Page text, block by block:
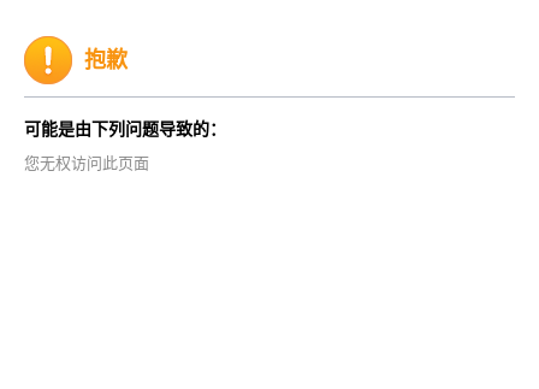
抱歉
可能是由下列问题导致的：
您无权访问此页面